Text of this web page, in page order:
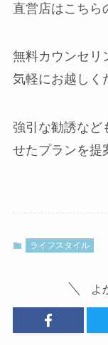
直営店はこちら
無料カウンセリ
気軽にお越しく
強引な勧誘など
せたプランを提
ライフスタイル
よ